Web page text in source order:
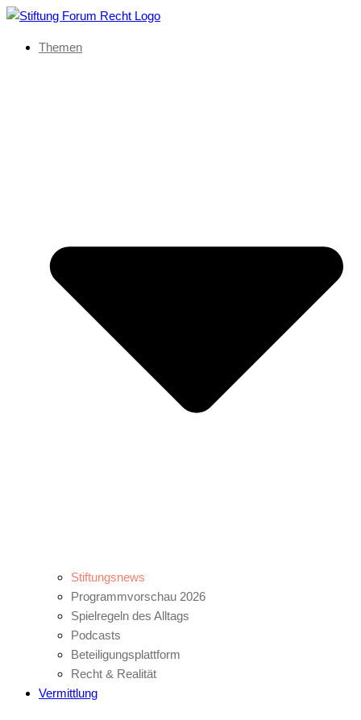
Themen
Stiftungsnews
Programmvorschau 2026
Spielregeln des Alltags
Podcasts
Beteiligungsplattform
Recht & Realität
Vermittlung